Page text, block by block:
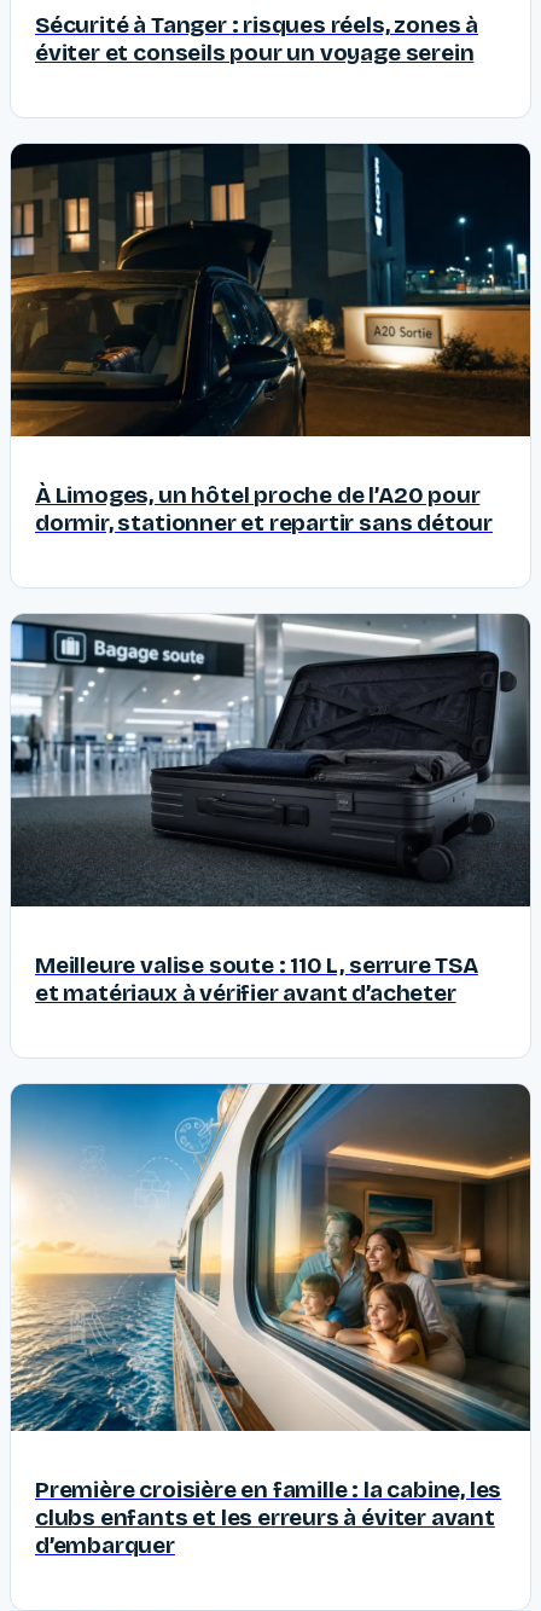
Sécurité à Tanger : risques réels, zones à
éviter et conseils pour un voyage serein
À Limoges, un hôtel proche de l’A20 pour
dormir, stationner et repartir sans détour
Meilleure valise soute : 110 L, serrure TSA
et matériaux à vérifier avant d’acheter
Première croisière en famille : la cabine, les
clubs enfants et les erreurs à éviter avant
d’embarquer